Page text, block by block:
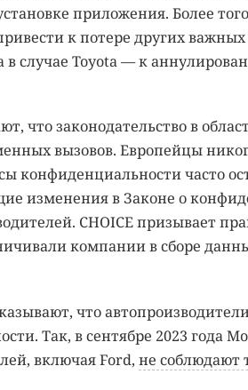
приложения. Более
к потере других
в случае Toyota — к
что законодательство в
вызовов. Европейцы
конфиденциальности часто
изменения в Законе о
CHOICE призывает
компании в сборе
что
Так, в сентябре 2023 года
включая Ford, не соблюдают